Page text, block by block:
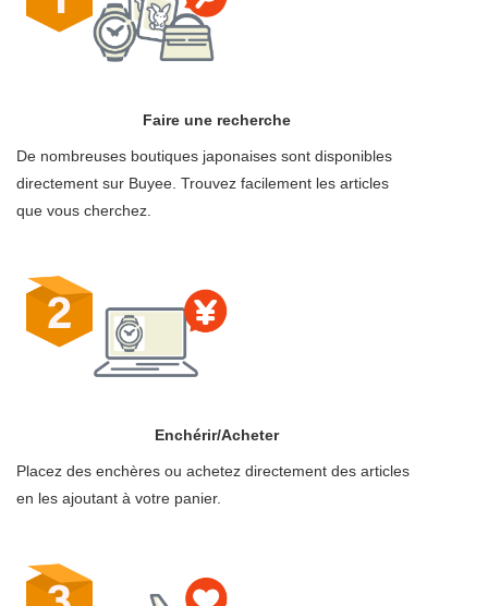
Faire une recherche
De nombreuses boutiques japonaises sont disponibles
directement sur Buyee. Trouvez facilement les articles
que vous cherchez.
Enchérir/Acheter
Placez des enchères ou achetez directement des articles
en les ajoutant à votre panier.